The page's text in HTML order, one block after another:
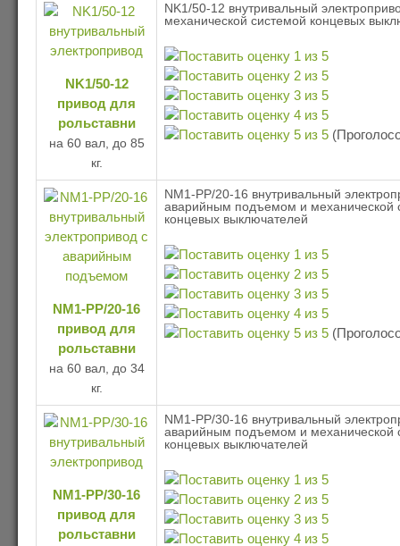
NK1/50-12
привод для
рольставни
на 60 вал, до 85
кг.
NK1/50-12 внутривальный
механической системой концевых
NM1-PP/20-16
привод для
рольставни
на 60 вал, до 34
кг.
NM1-PP/20-16 внутривальный
аварийным подъемом и механической
концевых выключателей
NM1-PP/30-16
привод для
рольставни
NM1-PP/30-16 внутривальный
аварийным подъемом и механической
концевых выключателей